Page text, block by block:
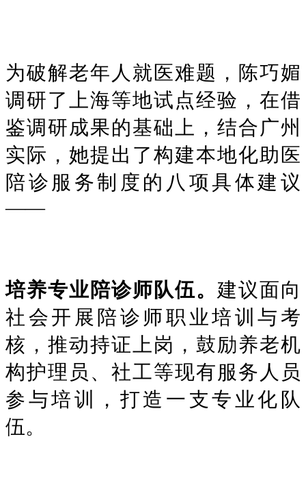
为破解老年人就医难题，陈巧媚
调研了上海等地试点经验，在借
鉴调研成果的基础上，结合广州
实际，她提出了构建本地化助医
陪诊服务制度的八项具体建议
——
培养专业陪诊师队伍。 建议面向
社会开展陪诊师职业培训与考
核，推动持证上岗，鼓励养老机
构护理员、社工等现有服务人员
参与培训，打造一支专业化队
伍。